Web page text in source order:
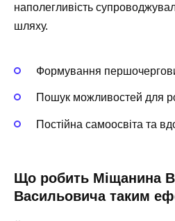
наполегливість
шляху.
Формування
Пошук можливостей для
Постійна самоосвіта та
Що робить Міщанина
Васильовича таким